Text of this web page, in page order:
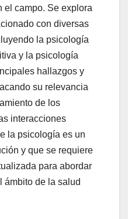
el campo. Se explora
con diversas
la psicología
y la psicología
hallazgos y
su relevancia
de los
interacciones
la psicología es un
y que se requiere
para abordar
ámbito de la salud